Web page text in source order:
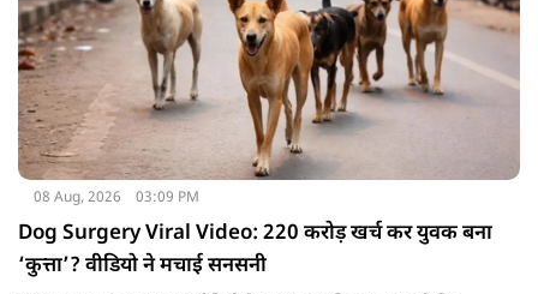
08 Aug, 2026 03:09 PM
Dog Surgery Viral Video: 220 करोड़ खर्च कर युवक बना
‘कुत्ता’? वीडियो ने मचाई सनसनी